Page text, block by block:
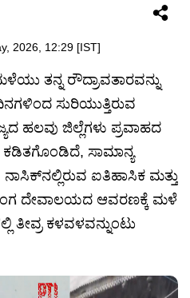
2026, 12:29 [IST]
ತನ್ನ ರೌದ್ರಾವತಾರವನ್ನು
ಸುರಿಯುತ್ತಿರುವ
ಹಲವು ಜಿಲ್ಲೆಗಳು ಪ್ರವಾಹದ
ಸಾಮಾನ್ಯ
ಐತಿಹಾಸಿಕ ಮತ್ತು
ದೇವಾಲಯದ ಆವರಣಕ್ಕೆ ಮಳೆ
ತೀವ್ರ ಕಳವಳವನ್ನುಂಟು